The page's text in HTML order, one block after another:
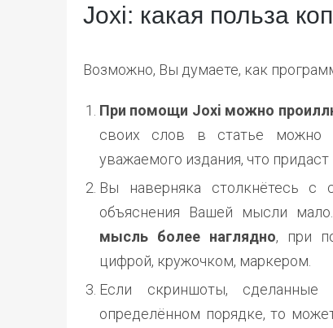
Joxi: какая польза
Возможно, Вы думаете, как
При помощи Joxi можно
своих слов в статье можно
уважаемого издания, что
Вы наверняка столкнётесь с
объяснения Вашей мысли
мысль более наглядно, при
цифрой, кружочком, маркером.
Если скриншоты,
определённом порядке, то